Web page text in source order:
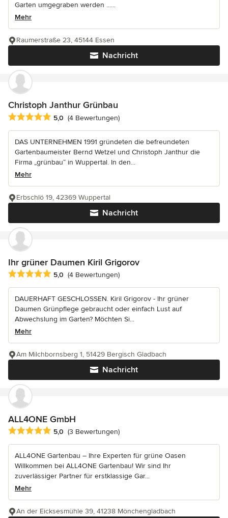
Garten umgegraben werden ......
Mehr
Nachricht
Raumerstraße 23, 45144 Essen
Christoph Janthur Grünbau
Durchschnittliche Bewertung: 5 von 5 Sternen
5,0 (4 Bewertungen)
DAS UNTERNEHMEN 1991 gründeten die befreundeten
Gartenbaumeister Bernd Wetzel und Christoph Janthur die
Firma „grünbau“ in Wuppertal. In den...
Mehr
Nachricht
Erbschlö 19, 42369 Wuppertal
Ihr grüner Daumen Kiril Grigorov
Durchschnittliche Bewertung: 5 von 5 Sternen
5,0 (4 Bewertungen)
DAUERHAFT GESCHLOSSEN. Kiril Grigorov - Ihr grüner
Daumen Grünpflege gebraucht oder einfach Lust auf
Abwechslung im Garten? Möchten Si...
Mehr
Nachricht
Am Milchbornsberg 1, 51429 Bergisch Gladbach
ALL4ONE GmbH
Durchschnittliche Bewertung: 5 von 5 Sternen
5,0 (3 Bewertungen)
ALL4ONE Gartenbau – Ihre Experten für grüne Oasen
Willkommen bei ALL4ONE Gartenbau! Wir sind Ihr
zuverlässiger Partner für erstklassige Gar...
Mehr
An der Eicksesmühle 39, 41238 Mönchengladbach